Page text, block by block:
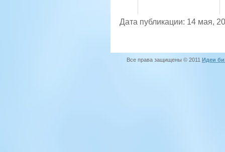
Дата публикации: 14 мая,
Все права защищены © 2011 Идеи